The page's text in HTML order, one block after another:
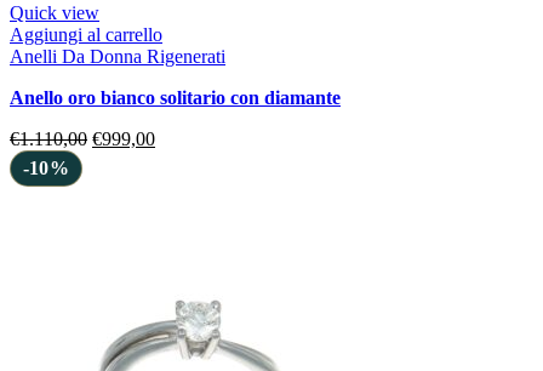
Quick view
Aggiungi al carrello
Anelli Da Donna Rigenerati
anello oro bianco solitario con diamante
€1.110,00 €999,00
-10%